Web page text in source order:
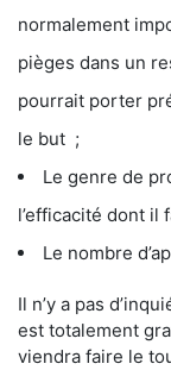
normalement
pièges dans un
pourrait porter
le but ;
Le genre de
l’efficacité dont il
Le nombre
Il n’y a pas
est totalement
viendra faire le